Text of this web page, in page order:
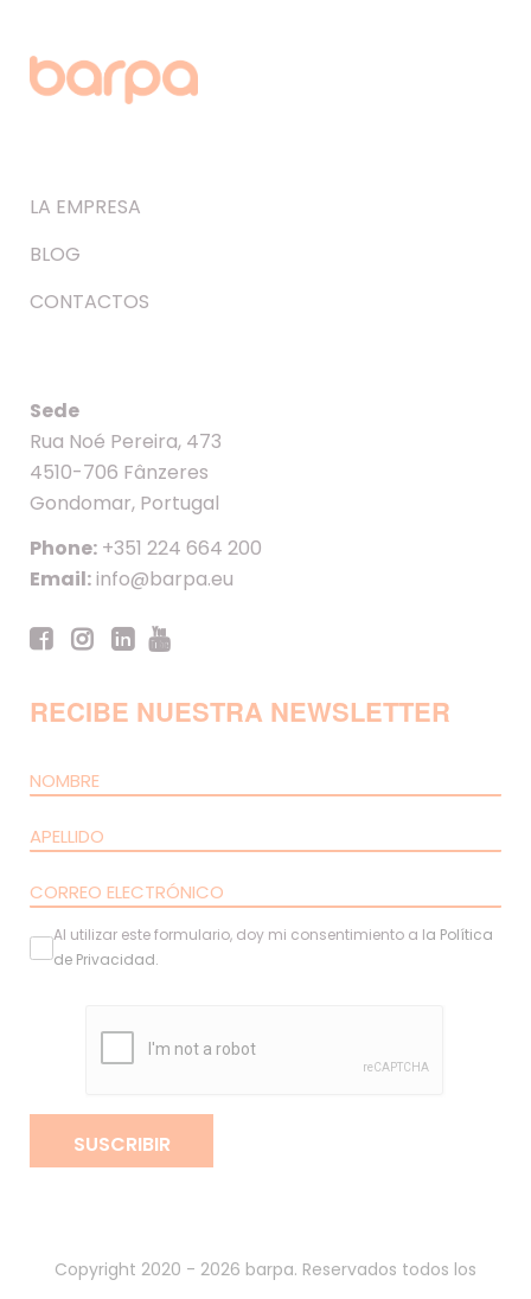
LA EMPRESA
BLOG
CONTACTOS
Sede
Rua Noé Pereira, 473
4510-706 Fânzeres
Gondomar, Portugal
Phone: +351 224 664 200
Email:info@barpa.eu
RECIBE NUESTRA NEWSLETTER
Al utilizar este formulario, doy mi consentimiento a la Política
de Privacidad.
SUSCRIBIR
Copyright 2020 - 2026 barpa. Reservados todos los